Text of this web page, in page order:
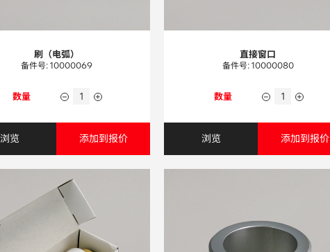
刷（电弧）
备件号: 10000069
数量
浏览 添加到报价
直接窗口
备件号: 10000080
数量
浏览 添加到报价